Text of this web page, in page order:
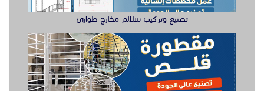
وظيفة دهان سيارت للعمل في الخبر